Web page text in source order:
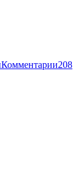
Комментарии208